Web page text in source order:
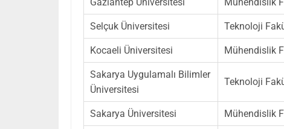
Selçuk Üniversitesi Teknoloji
Kocaeli Üniversitesi Mühendislik
Sakarya Uygulamalı Bilimler
Üniversitesi
Teknoloji
Sakarya Üniversitesi Mühendislik